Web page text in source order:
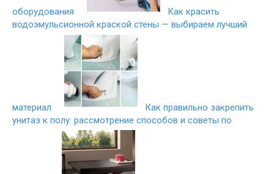
оборудования
Как красить
водоэмульсионной краской стены — выбираем лучший
материал
Как правильно закрепить
унитаз к полу: рассмотрение способов и советы по